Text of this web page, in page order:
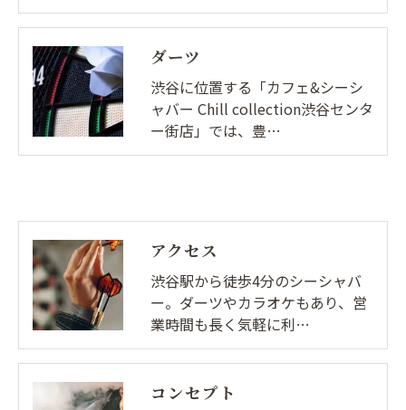
ダーツ
渋谷に位置する「カフェ&シーシ
ャバー Chill collection渋谷センタ
ー街店」では、豊…
アクセス
渋谷駅から徒歩4分のシーシャバ
ー。ダーツやカラオケもあり、営
業時間も長く気軽に利…
コンセプト